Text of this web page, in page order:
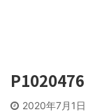
P1020476
2020年7月1日